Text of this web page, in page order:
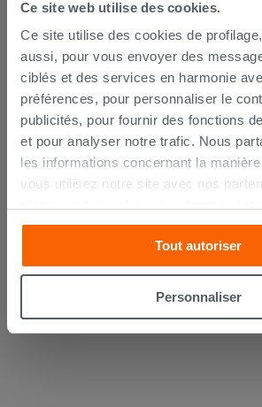
Ce site web utilise des cookies.
Ce site utilise des cookies de
aussi, pour vous envoyer des
ciblés et des services en harmonie
préférences, pour personnaliser le
publicités, pour fournir des fonctions
et pour analyser notre trafic. Nous
les informations concernant la
vous utilisez notre site avec nos
et les réseaux sociaux. Lesdits
combiner ces informations avec
avez fournies ou qu’ils ont recueillies
utilisation sur leurs services. Si vous
cookies, ou à quelques-uns
Tout autoriser
Personnaliser
Lot de 2 coudes sous lavabo
chromé
14,90 €
AJOUTER AU PANIER